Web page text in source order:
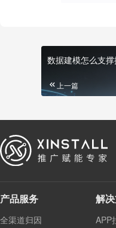
数据建模怎么支
上一篇
产品服务
全渠道归因
解
APP